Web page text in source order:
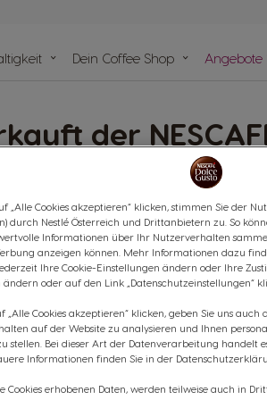
Dein Coffee Shop Angebote
der
Produkte?
Special.T® Kapseln kannst du in
„Alle Cookies akzeptieren“ klicken, stimmen Sie der
durch Nestlé Österreich und Drittanbietern zu. So
Informationen über Ihr Nutzerverhalten
anzeigen können. Mehr Informationen dazu
Ihre Cookie-Einstellungen ändern oder Ihre
ändern oder auf den Link „Datenschutzeinstellungen“
„Alle Cookies akzeptieren“ klicken, geben Sie uns
auf der Website zu analysieren und Ihnen
stellen. Bei dieser Art der Datenverarbeitung handelt
Informationen finden Sie in der
Cookies erhobenen Daten, werden teilweise auch in